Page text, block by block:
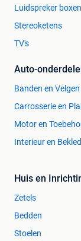
Luidspreker boxen
Stereoketens
TV's
Auto-
Banden en Velgen
Carrosserie en
Motor en
Interieur en
Huis en
Zetels
Bedden
Stoelen